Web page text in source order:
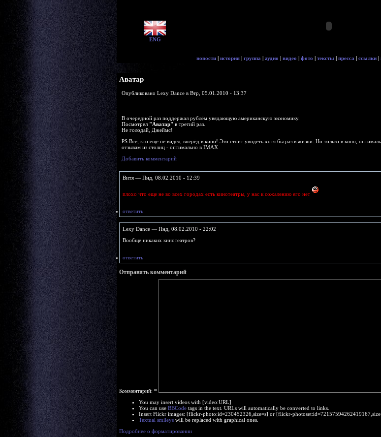
ENG
новости | история | группа | аудио | видео | фото | тексты | пресса | ссылки |
Аватар
Опубликовано Lexy Dance в Втр, 05.01.2010 - 13:37
В очередной раз поддержал рублём увядающую американскую экономику.
Посмотрел "Аватар" в третий раз.
Не голодай, Джеймс!
PS Все, кто ещё не видел, вперёд в кино! Это стоит увидеть хотя бы раз в жизни. Но только в кино,
отзывам из столиц - оптимально в IMAX
Добавить комментарий
Витя — Пнд, 08.02.2010 - 12:39
плохо что еще не во всех городах есть кинотеатры, у нас к сожалению его нет
ответить
Lexy Dance — Пнд, 08.02.2010 - 22:02
Вообще никаких кинотеатров?
ответить
Отправить комментарий
Комментарий: *
You may insert videos with [video:URL]
You can use BBCode tags in the text. URLs will automatically be converted to links.
Insert Flickr images: [flickr-photo:id=230452326,size=s] or [flickr-
Textual smileys will be replaced with graphical ones.
Подробнее о форматировании